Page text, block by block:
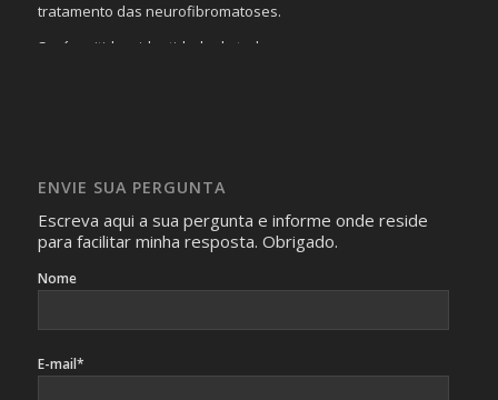
tratamento das neurofibromatoses.
Será omitida a identidade de todas as pessoas que
identificação da pessoa fotografada.
ENVIE SUA PERGUNTA
Escreva aqui a sua pergunta e informe onde reside
para facilitar minha resposta. Obrigado.
Nome
E-mail*